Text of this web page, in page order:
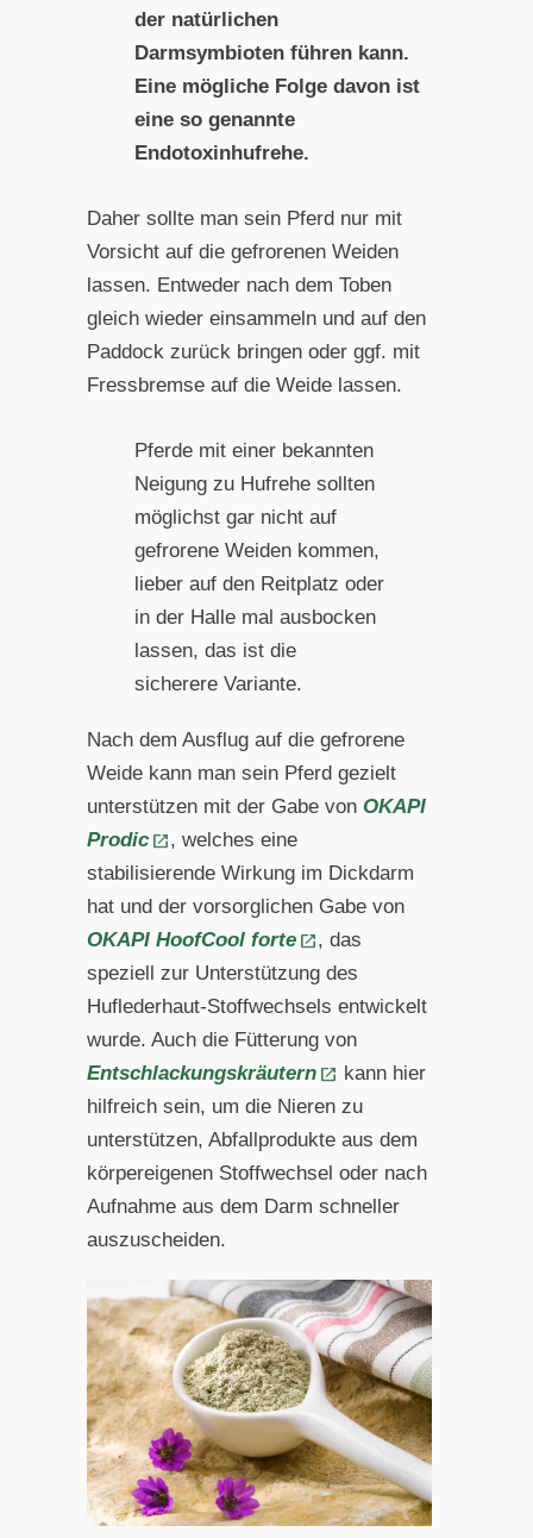
der natürlichen
Darmsymbioten führen kann.
Eine mögliche Folge davon ist
eine so genannte
Endotoxinhufrehe.
Daher sollte man sein Pferd nur mit
Vorsicht auf die gefrorenen Weiden
lassen. Entweder nach dem Toben
gleich wieder einsammeln und auf den
Paddock zurück bringen oder ggf. mit
Fressbremse auf die Weide lassen.
Pferde mit einer bekannten
Neigung zu Hufrehe sollten
möglichst gar nicht auf
gefrorene Weiden kommen,
lieber auf den Reitplatz oder
in der Halle mal ausbocken
lassen, das ist die
sicherere Variante.
Nach dem Ausflug auf die gefrorene
Weide kann man sein Pferd gezielt
unterstützen mit der Gabe von OKAPI
Prodic
, welches eine
stabilisierende Wirkung im Dickdarm
hat und der vorsorglichen Gabe von
OKAPI HoofCool forte
, das
speziell zur Unterstützung des
Huflederhaut-Stoffwechsels entwickelt
wurde. Auch die Fütterung von
Entschlackungskräutern
kann hier
hilfreich sein, um die Nieren zu
unterstützen, Abfallprodukte aus dem
körpereigenen Stoffwechsel oder nach
Aufnahme aus dem Darm schneller
auszuscheiden.